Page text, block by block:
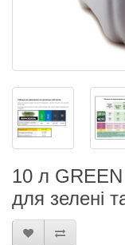
10 л
для зелені